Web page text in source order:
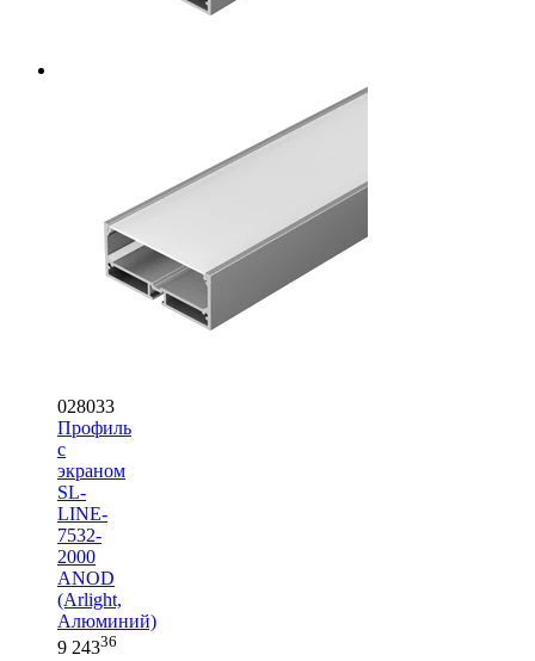
028033
Профиль
с
экраном
SL-
LINE-
7532-
2000
ANOD
(Arlight,
Алюминий)
9 24336